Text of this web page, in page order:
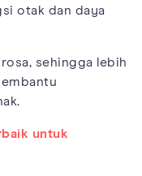
otak dan daya
sehingga lebih
untuk